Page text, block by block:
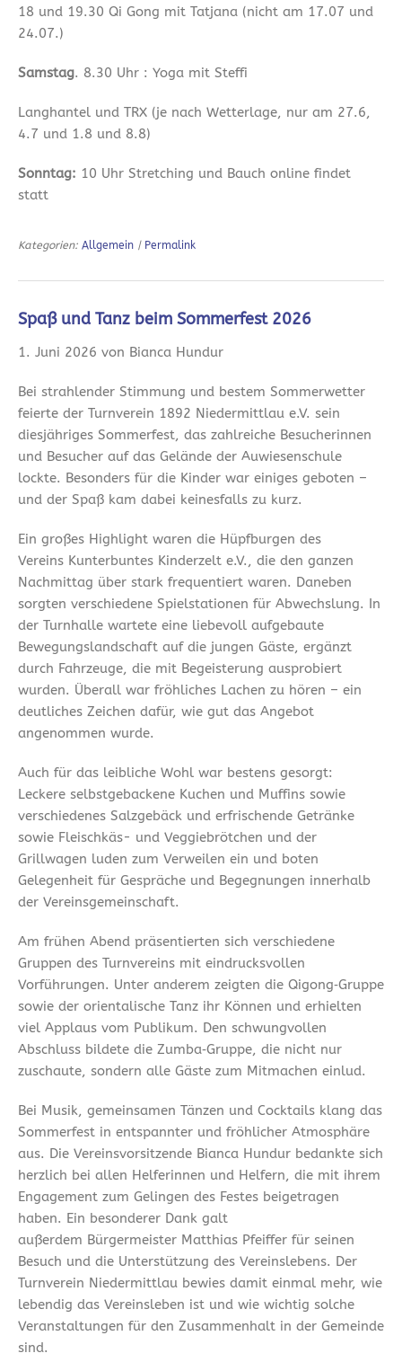
18 und 19.30 Qi Gong mit Tatjana (nicht am 17.07 und
24.07.)
Samstag. 8.30 Uhr : Yoga mit Steffi
Langhantel und TRX (je nach Wetterlage, nur am 27.6,
4.7 und 1.8 und 8.8)
Sonntag: 10 Uhr Stretching und Bauch online findet
statt
Kategorien: Allgemein | Permalink
Spaß und Tanz beim Sommerfest 2026
1. Juni 2026 von Bianca Hundur
Bei strahlender Stimmung und bestem Sommerwetter
feierte der Turnverein 1892 Niedermittlau e.V. sein
diesjähriges Sommerfest, das zahlreiche Besucherinnen
und Besucher auf das Gelände der Auwiesenschule
lockte. Besonders für die Kinder war einiges geboten –
und der Spaß kam dabei keinesfalls zu kurz.
Ein großes Highlight waren die Hüpfburgen des
Vereins Kunterbuntes Kinderzelt e.V., die den ganzen
Nachmittag über stark frequentiert waren. Daneben
sorgten verschiedene Spielstationen für Abwechslung. In
der Turnhalle wartete eine liebevoll aufgebaute
Bewegungslandschaft auf die jungen Gäste, ergänzt
durch Fahrzeuge, die mit Begeisterung ausprobiert
wurden. Überall war fröhliches Lachen zu hören – ein
deutliches Zeichen dafür, wie gut das Angebot
angenommen wurde.
Auch für das leibliche Wohl war bestens gesorgt:
Leckere selbstgebackene Kuchen und Muffins sowie
verschiedenes Salzgebäck und erfrischende Getränke
sowie Fleischkäs- und Veggiebrötchen und der
Grillwagen luden zum Verweilen ein und boten
Gelegenheit für Gespräche und Begegnungen innerhalb
der Vereinsgemeinschaft.
Am frühen Abend präsentierten sich verschiedene
Gruppen des Turnvereins mit eindrucksvollen
Vorführungen. Unter anderem zeigten die Qigong‑Gruppe
sowie der orientalische Tanz ihr Können und erhielten
viel Applaus vom Publikum. Den schwungvollen
Abschluss bildete die Zumba‑Gruppe, die nicht nur
zuschaute, sondern alle Gäste zum Mitmachen einlud.
Bei Musik, gemeinsamen Tänzen und Cocktails klang das
Sommerfest in entspannter und fröhlicher Atmosphäre
aus. Die Vereinsvorsitzende Bianca Hundur bedankte sich
herzlich bei allen Helferinnen und Helfern, die mit ihrem
Engagement zum Gelingen des Festes beigetragen
haben. Ein besonderer Dank galt
außerdem Bürgermeister Matthias Pfeiffer für seinen
Besuch und die Unterstützung des Vereinslebens. Der
Turnverein Niedermittlau bewies damit einmal mehr, wie
lebendig das Vereinsleben ist und wie wichtig solche
Veranstaltungen für den Zusammenhalt in der Gemeinde
sind.